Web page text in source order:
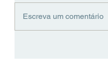
Escreva um comentário